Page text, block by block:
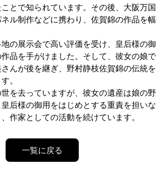
とで知られています。その後、大阪万
ル制作などに携わり、佐賀錦の作品を幅
の展示会で高い評価を受け、皇后様の
品を手がけました。そして、彼女の娘で
んが後を継ぎ、野村静枝佐賀錦の伝統を
。
を去っていますが、彼女の遺産は娘の
后様の御用をはじめとする重責を担い
作家としての活動を続けています。
一覧に戻る